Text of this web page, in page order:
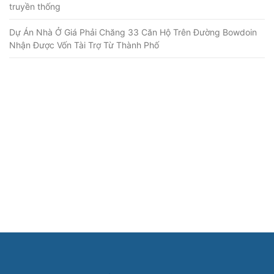
truyền thống
Dự Án Nhà Ở Giá Phải Chăng 33 Căn Hộ Trên Đường Bowdoin
Nhận Được Vốn Tài Trợ Từ Thành Phố